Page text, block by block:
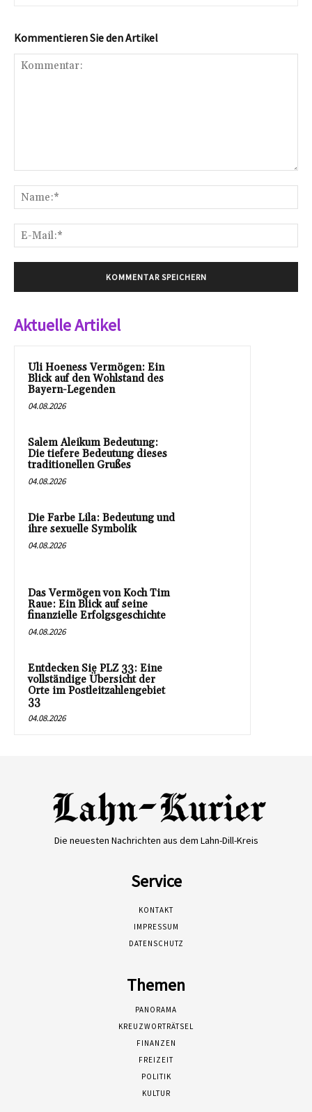
Kommentieren Sie den Artikel
Aktuelle Artikel
Uli Hoeness Vermögen: Ein
Blick auf den Wohlstand des
Bayern-Legenden
04.08.2026
Salem Aleikum Bedeutung:
Die tiefere Bedeutung dieses
traditionellen Grußes
04.08.2026
Die Farbe Lila: Bedeutung und
ihre sexuelle Symbolik
04.08.2026
Das Vermögen von Koch Tim
Raue: Ein Blick auf seine
finanzielle Erfolgsgeschichte
04.08.2026
Entdecken Sie PLZ 33: Eine
vollständige Übersicht der
Orte im Postleitzahlengebiet
33
04.08.2026
Die neuesten Nachrichten aus dem Lahn-Dill-Kreis
Service
KONTAKT
IMPRESSUM
DATENSCHUTZ
Themen
PANORAMA
KREUZWORTRÄTSEL
FINANZEN
FREIZEIT
POLITIK
KULTUR